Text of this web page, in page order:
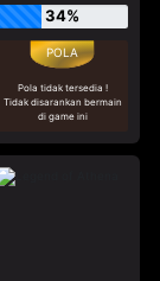
34%
Pola tidak tersedia !
Tidak disarankan bermain
di game ini